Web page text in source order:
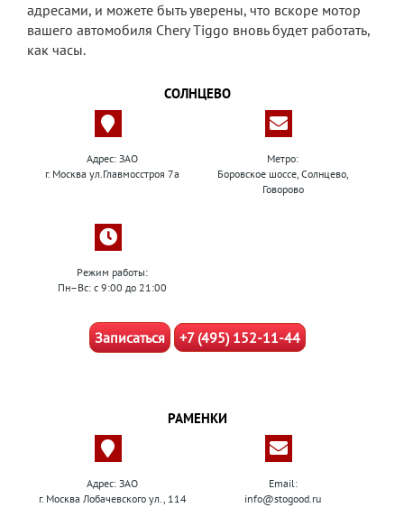
адресами, и можете быть уверены, что вскоре мотор
вашего автомобиля Chery Tiggo вновь будет работать,
как часы.
СОЛНЦЕВО
Адрес: ЗАО
г. Москва ул.Главмосстроя 7а
Метро:
Боровское шоссе, Солнцево,
Говорово
Режим работы:
Пн–Вс: с 9:00 до 21:00
Записаться +7 (495) 152-11-44
РАМЕНКИ
Адрес: ЗАО
г. Москва Лобачевского ул., 114
Email:
info@stogood.ru